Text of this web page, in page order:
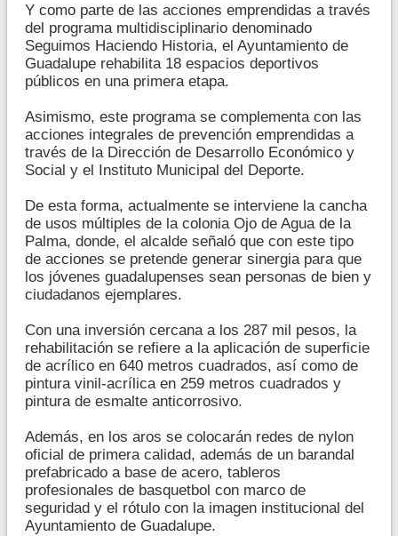
Y como parte de las acciones emprendidas a través
del programa multidisciplinario denominado
Seguimos Haciendo Historia, el Ayuntamiento de
Guadalupe rehabilita 18 espacios deportivos
públicos en una primera etapa.
Asimismo, este programa se complementa con las
acciones integrales de prevención emprendidas a
través de la Dirección de Desarrollo Económico y
Social y el Instituto Municipal del Deporte.
De esta forma, actualmente se interviene la cancha
de usos múltiples de la colonia Ojo de Agua de la
Palma, donde, el alcalde señaló que con este tipo
de acciones se pretende generar sinergia para que
los jóvenes guadalupenses sean personas de bien y
ciudadanos ejemplares.
Con una inversión cercana a los 287 mil pesos, la
rehabilitación se refiere a la aplicación de superficie
de acrílico en 640 metros cuadrados, así como de
pintura vinil-acrílica en 259 metros cuadrados y
pintura de esmalte anticorrosivo.
Además, en los aros se colocarán redes de nylon
oficial de primera calidad, además de un barandal
prefabricado a base de acero, tableros
profesionales de basquetbol con marco de
seguridad y el rótulo con la imagen institucional del
Ayuntamiento de Guadalupe.